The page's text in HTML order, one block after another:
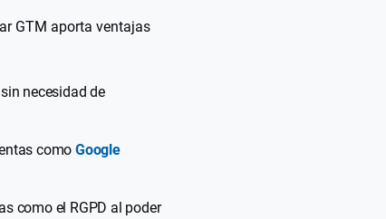
GTM aporta ventajas
necesidad de
como Google
como el RGPD al poder